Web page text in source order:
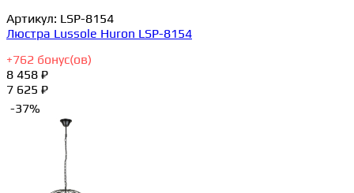
Артикул: LSP-8154
Люстра Lussole Huron LSP-8154
+762 бонус(ов)
8 458 ₽
7 625 ₽
-37%